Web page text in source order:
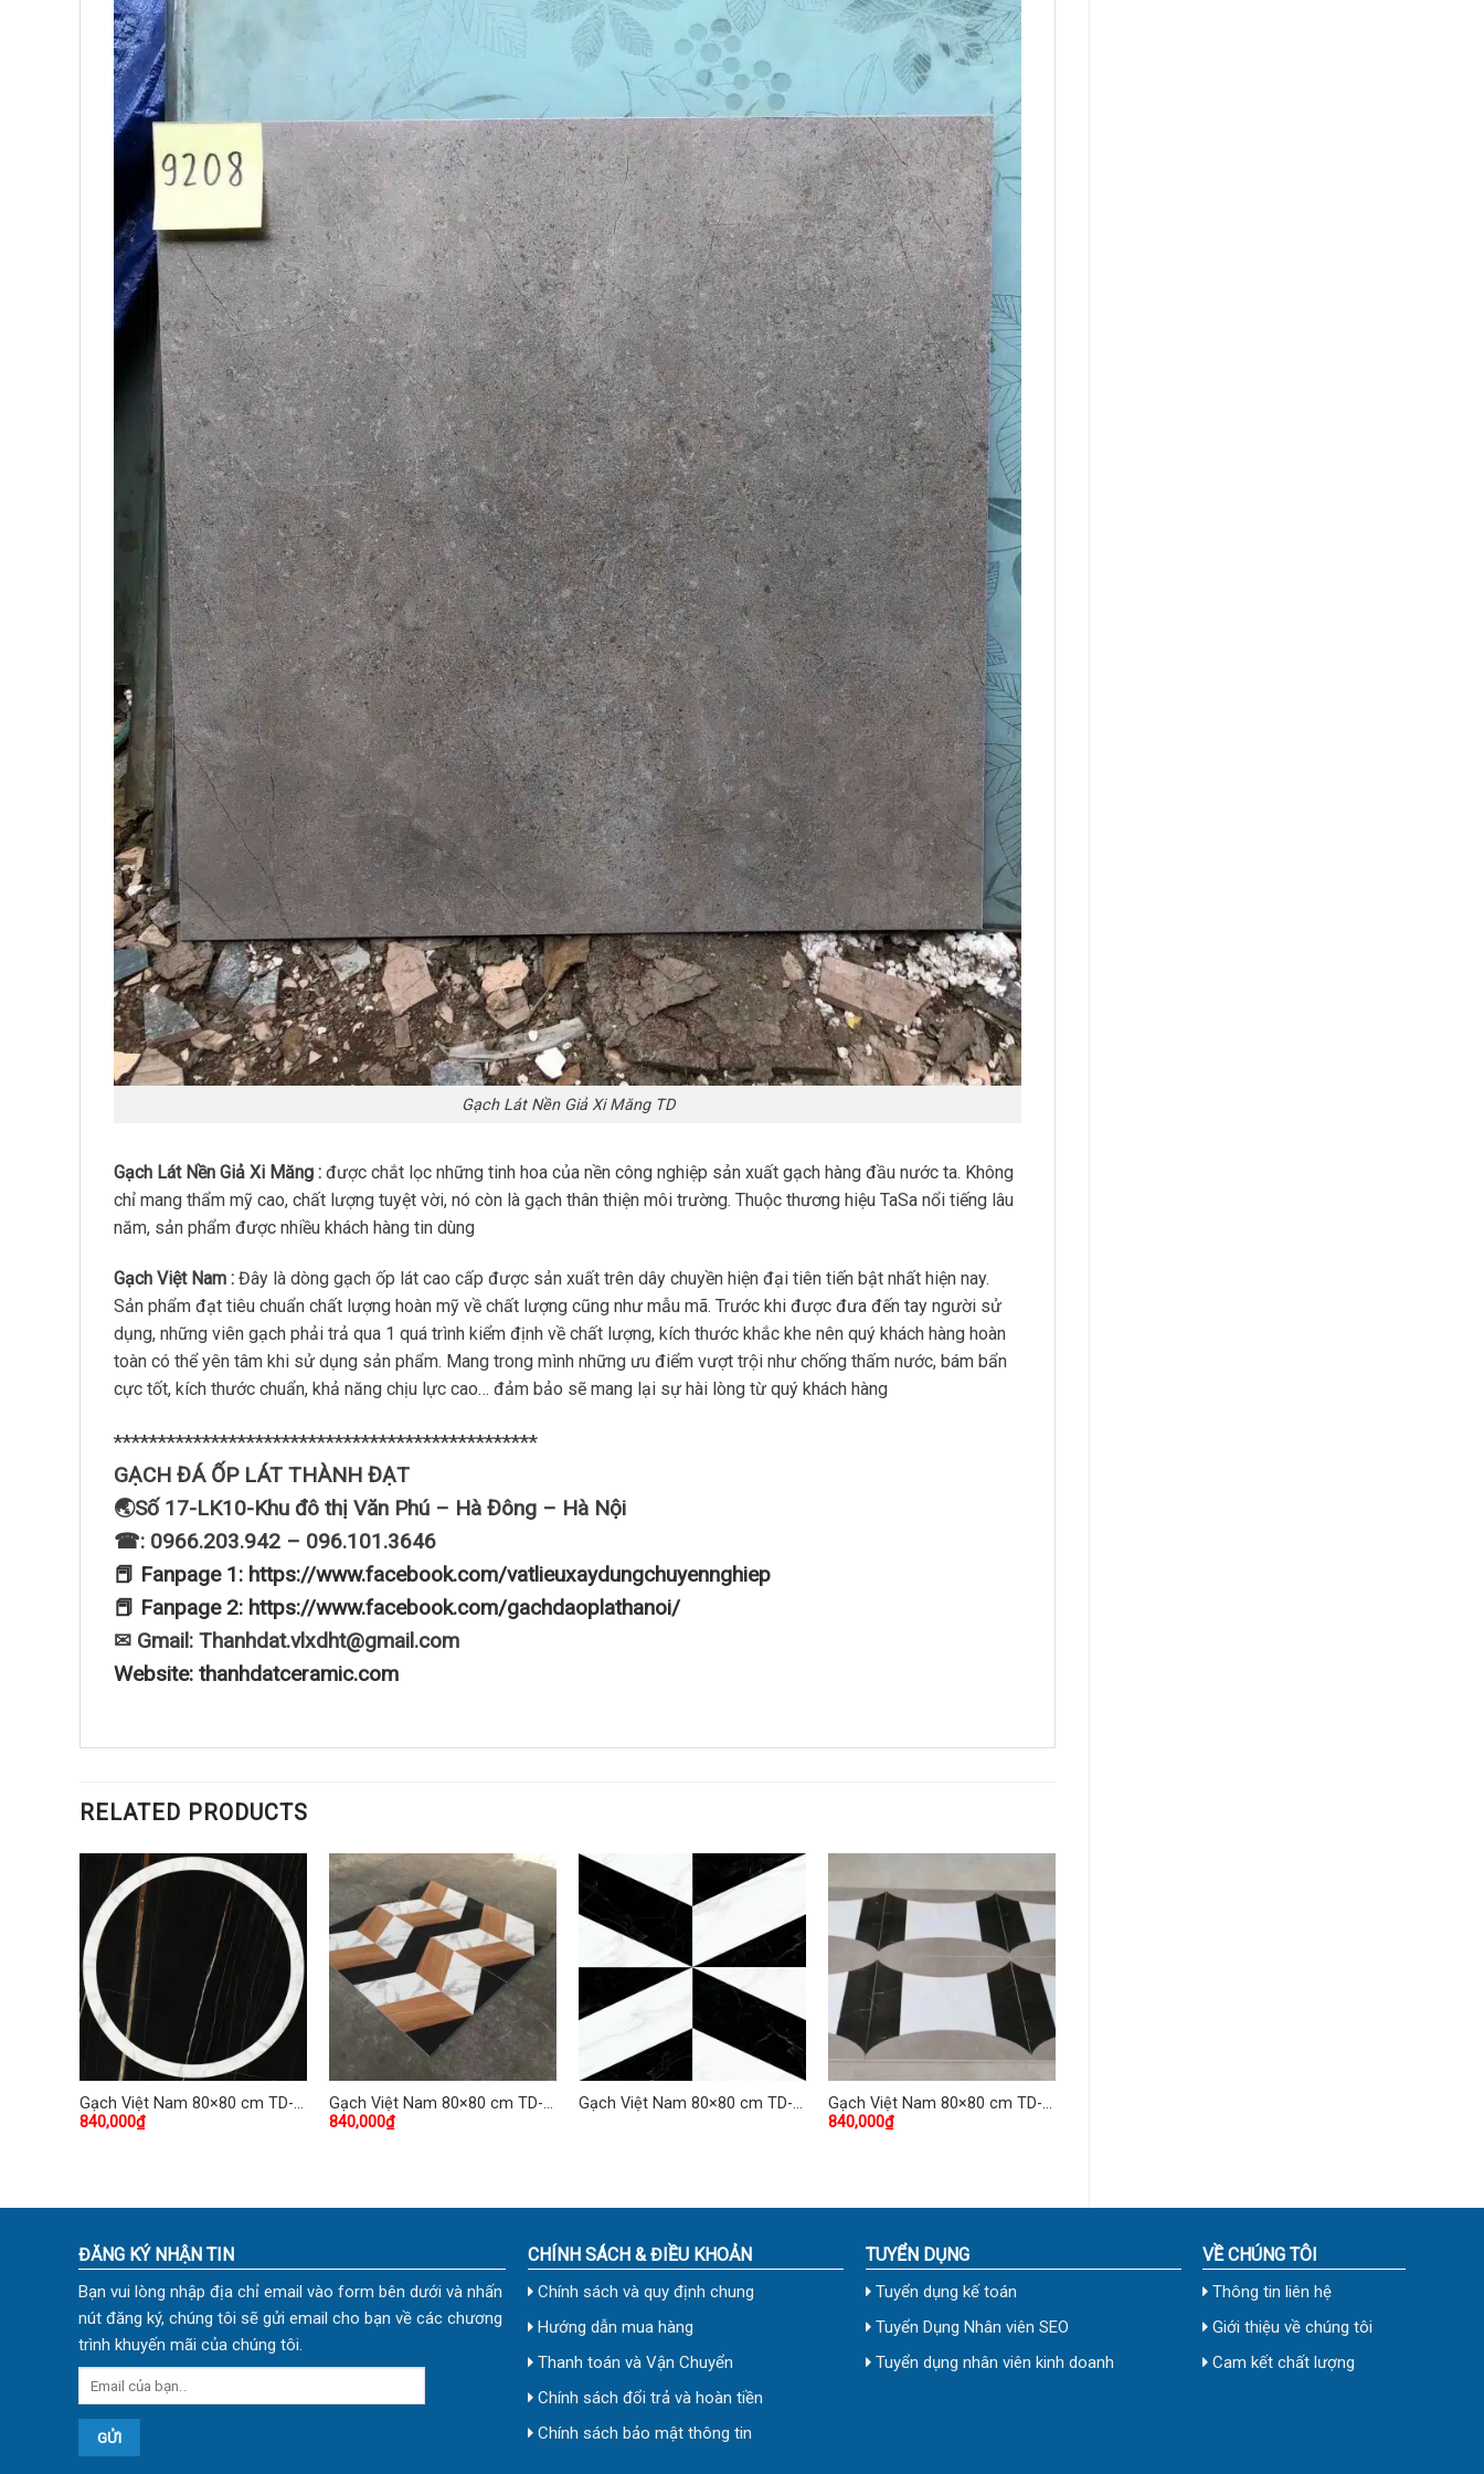
Gạch Lát Nền Giả Xi Măng TD
Gạch Lát Nền Giả Xi Măng : được chắt lọc những tinh hoa của nền công nghiệp sản xuất gạch hàng đầu nước ta. Không
chỉ mang thẩm mỹ cao, chất lượng tuyệt vời, nó còn là gạch thân thiện môi trường. Thuộc thương hiệu TaSa nổi tiếng lâu
năm, sản phẩm được nhiều khách hàng tin dùng
Gạch Việt Nam : Đây là dòng gạch ốp lát cao cấp được sản xuất trên dây chuyền hiện đại tiên tiến bật nhất hiện nay.
Sản phẩm đạt tiêu chuẩn chất lượng hoàn mỹ về chất lượng cũng như mẫu mã. Trước khi được đưa đến tay người sử
dụng, những viên gạch phải trả qua 1 quá trình kiểm định về chất lượng, kích thước khắc khe nên quý khách hàng hoàn
toàn có thể yên tâm khi sử dụng sản phẩm. Mang trong mình những ưu điểm vượt trội như chống thấm nước, bám bẩn
cực tốt, kích thước chuẩn, khả năng chịu lực cao… đảm bảo sẽ mang lại sự hài lòng từ quý khách hàng
************************************************
GẠCH ĐÁ ỐP LÁT THÀNH ĐẠT
🌏Số 17-LK10-Khu đô thị Văn Phú – Hà Đông – Hà Nội
☎: 0966.203.942 – 096.101.3646
📕 Fanpage 1: https://www.facebook.com/vatlieuxaydungchuyennghiep
📕 Fanpage 2: https://www.facebook.com/gachdaoplathanoi/
✉ Gmail: Thanhdat.vlxdht@gmail.com
Website: thanhdatceramic.com
RELATED PRODUCTS
Gạch Việt Nam 80×80 cm TD-
30
840,000₫
Gạch Việt Nam 80×80 cm TD-
29
840,000₫
Gạch Việt Nam 80×80 cm TD-
Gạch Việt Nam 80×80 cm TD-
31
840,000₫
ĐĂNG KÝ NHẬN TIN
Bạn vui lòng nhập địa chỉ email vào form bên dưới và nhấn
nút đăng ký, chúng tôi sẽ gửi email cho bạn về các chương
trình khuyến mãi của chúng tôi.
CHÍNH SÁCH & ĐIỀU KHOẢN
Chính sách và quy định chung
Hướng dẫn mua hàng
Thanh toán và Vận Chuyển
Chính sách đổi trả và hoàn tiền
Chính sách bảo mật thông tin
TUYỂN DỤNG
Tuyển dụng kế toán
Tuyển Dụng Nhân viên SEO
Tuyển dụng nhân viên kinh doanh
VỀ CHÚNG TÔI
Thông tin liên hệ
Giới thiệu về chúng tôi
Cam kết chất lượng